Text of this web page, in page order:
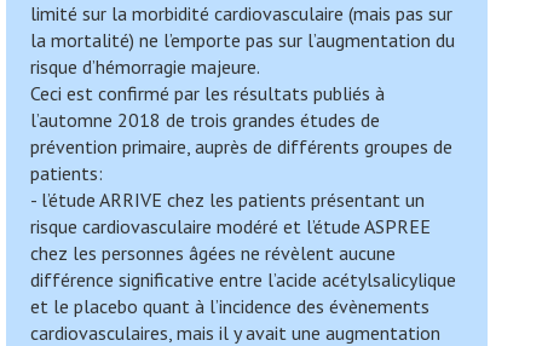
limité sur la morbidité cardiovasculaire (mais pas sur
la mortalité) ne l’emporte pas sur l’augmentation du
risque d’hémorragie majeure.
Ceci est confirmé par les résultats publiés à
l’automne 2018 de trois grandes études de
prévention primaire, auprès de différents groupes de
patients:
- l’étude ARRIVE chez les patients présentant un
risque cardiovasculaire modéré et l’étude ASPREE
chez les personnes âgées ne révèlent aucune
différence significative entre l’acide acétylsalicylique
et le placebo quant à l’incidence des évènements
cardiovasculaires, mais il y avait une augmentation